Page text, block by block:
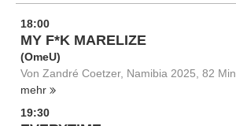
18:00
MY F*K MARELIZE
(OmeU)
Von Zandré Coetzer, Namibia 2025, 82 Min.
mehr
19:30